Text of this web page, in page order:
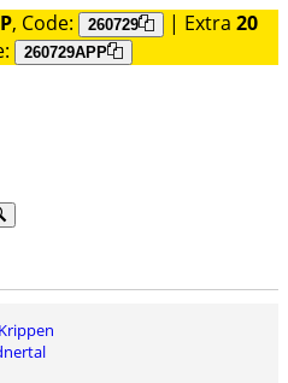
, Code: 260729 | Extra 20
260729APP
Krippen